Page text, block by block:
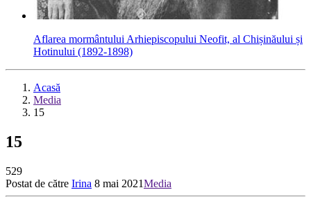
Aflarea mormântului Arhiepiscopului Neofit, al Chișinăului și
Hotinului (1892-1898)
Acasă
Media
15
15
529
Postat de către Irina 8 mai 2021Media